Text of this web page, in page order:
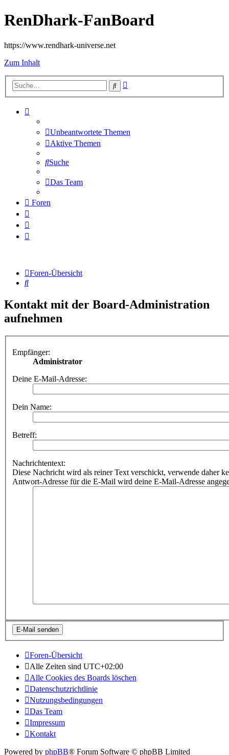
RenDhark-FanBoard
https://www.rendhark-universe.net
Zum Inhalt
Suche
Unbeantwortete Themen
Aktive Themen
Suche
Das Team
Foren
Foren-Übersicht
Suche
Kontakt mit der Board-Administration
aufnehmen
Empfänger:
Administrator
Deine E-Mail-Adresse:
Dein Name:
Betreff:
Nachrichtentext:
Diese Nachricht wird als reiner Text verschickt, verwende daher
Antwort-Adresse für die E-Mail wird deine E-Mail-Adresse
Foren-Übersicht
Alle Zeiten sind UTC+02:00
Alle Cookies des Boards löschen
Datenschutzrichtlinie
Nutzungsbedingungen
Das Team
Impressum
Kontakt
Powered by phpBB® Forum Software © phpBB Limited